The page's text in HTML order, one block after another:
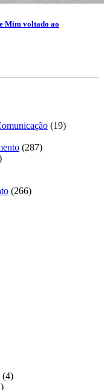
Mim voltado ao
(19)
(287)
(266)
(4)